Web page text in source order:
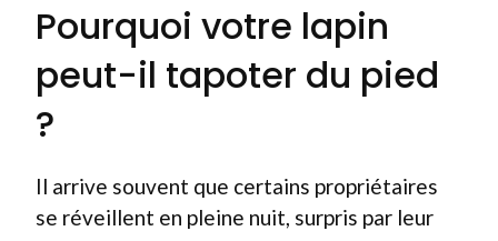
Pourquoi votre lapin
peut-il tapoter du pied
?
Il arrive souvent que certains propriétaires
se réveillent en pleine nuit, surpris par leur